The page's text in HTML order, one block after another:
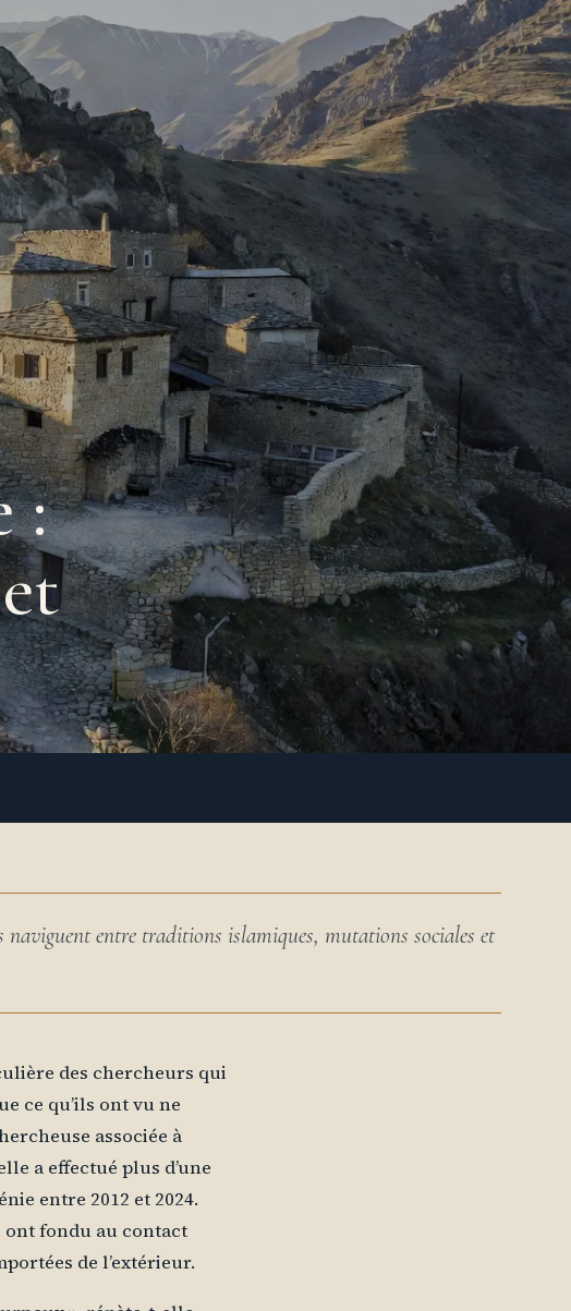
:
naviguent entre traditions islamiques, mutations sociales et
des chercheurs qui
ce qu’ils ont vu ne
associée à
a effectué plus d’une
entre 2012 et 2024.
ont fondu au contact
de l’extérieur.